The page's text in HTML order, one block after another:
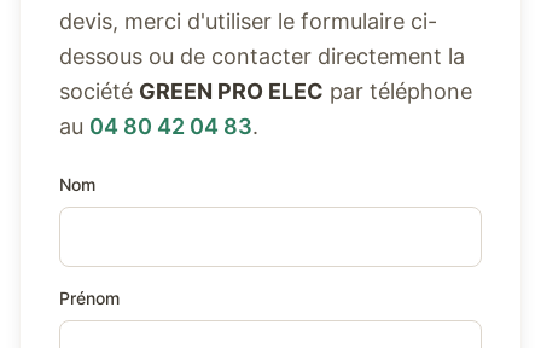
devis, merci d'utiliser le formulaire ci-
dessous ou de contacter directement la
société GREEN PRO ELEC par téléphone
au 04 80 42 04 83.
Nom
Prénom